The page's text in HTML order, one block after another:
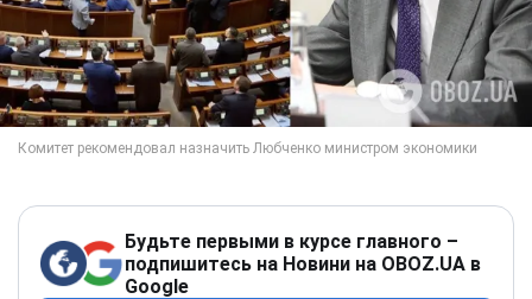
Будьте первыми в курсе главного –
подпишитесь на Новини на OBOZ.UA в
Google